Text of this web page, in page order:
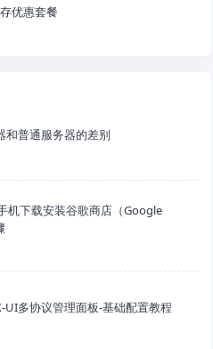
优惠套餐
和普通服务器的差别
机下载安装谷歌商店（Google
UI多协议管理面板-基础配置教程